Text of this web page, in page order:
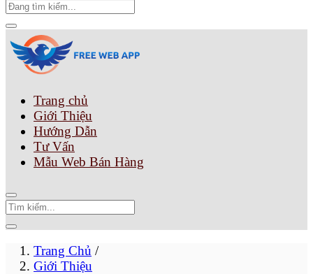
Trang chủ
Giới Thiệu
Hướng Dẫn
Tư Vấn
Mẫu Web Bán Hàng
Trang Chủ /
Giới Thiệu